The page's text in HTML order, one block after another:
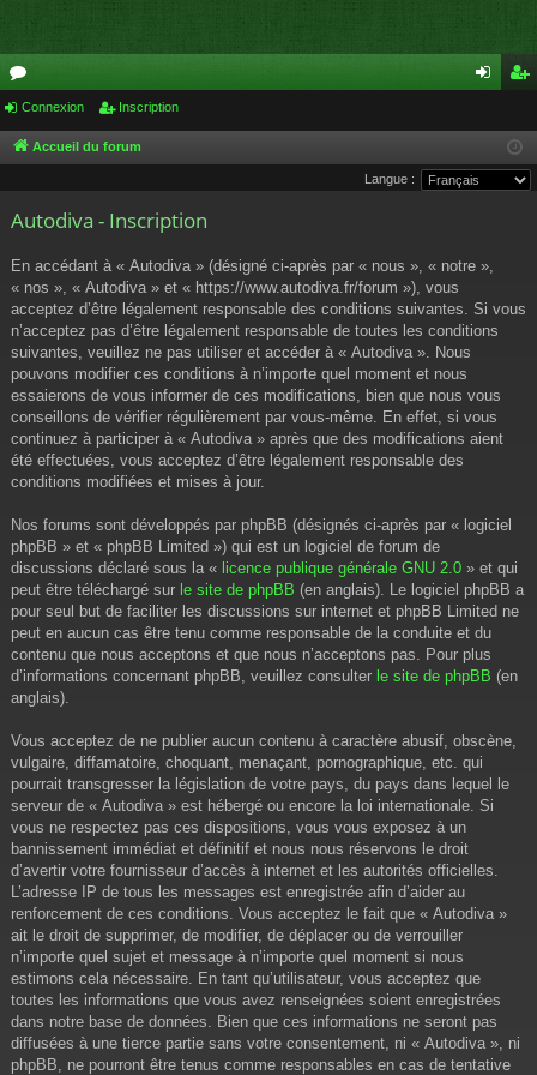
or
u
s
cri
pti
Connexion Inscription
Accueil du forum
Langue :
Autodiva - Inscription
En accédant à « Autodiva » (désigné ci-après par « nous », « notre »,
« nos », « Autodiva » et « https://www.autodiva.fr/forum »), vous
acceptez d’être légalement responsable des conditions suivantes. Si vous
n’acceptez pas d’être légalement responsable de toutes les conditions
suivantes, veuillez ne pas utiliser et accéder à « Autodiva ». Nous
pouvons modifier ces conditions à n’importe quel moment et nous
essaierons de vous informer de ces modifications, bien que nous vous
conseillons de vérifier régulièrement par vous-même. En effet, si vous
continuez à participer à « Autodiva » après que des modifications aient
été effectuées, vous acceptez d’être légalement responsable des
conditions modifiées et mises à jour.
Nos forums sont développés par phpBB (désignés ci-après par « logiciel
phpBB » et « phpBB Limited ») qui est un logiciel de forum de
discussions déclaré sous la « licence publique générale GNU 2.0 » et qui
peut être téléchargé sur le site de phpBB (en anglais). Le logiciel phpBB a
pour seul but de faciliter les discussions sur internet et phpBB Limited ne
peut en aucun cas être tenu comme responsable de la conduite et du
contenu que nous acceptons et que nous n’acceptons pas. Pour plus
d’informations concernant phpBB, veuillez consulter le site de phpBB (en
anglais).
Vous acceptez de ne publier aucun contenu à caractère abusif, obscène,
vulgaire, diffamatoire, choquant, menaçant, pornographique, etc. qui
pourrait transgresser la législation de votre pays, du pays dans lequel le
serveur de « Autodiva » est hébergé ou encore la loi internationale. Si
vous ne respectez pas ces dispositions, vous vous exposez à un
bannissement immédiat et définitif et nous nous réservons le droit
d’avertir votre fournisseur d’accès à internet et les autorités officielles.
L’adresse IP de tous les messages est enregistrée afin d’aider au
renforcement de ces conditions. Vous acceptez le fait que « Autodiva »
ait le droit de supprimer, de modifier, de déplacer ou de verrouiller
n’importe quel sujet et message à n’importe quel moment si nous
estimons cela nécessaire. En tant qu’utilisateur, vous acceptez que
toutes les informations que vous avez renseignées soient enregistrées
dans notre base de données. Bien que ces informations ne seront pas
diffusées à une tierce partie sans votre consentement, ni « Autodiva », ni
phpBB, ne pourront être tenus comme responsables en cas de tentative